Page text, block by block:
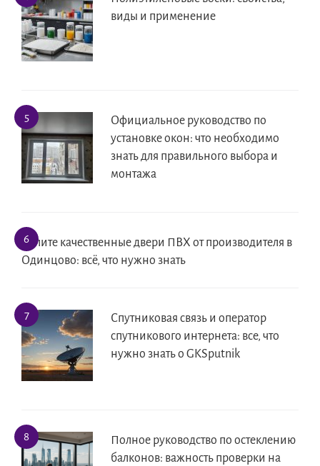
виды и применение
Официальное руководство по
установке окон: что необходимо
знать для правильного выбора и
монтажа
Купите качественные двери ПВХ от производителя в
Одинцово: всё, что нужно знать
Спутниковая связь и оператор
спутникового интернета: все, что
нужно знать о GKSputnik
Полное руководство по остеклению
балконов: важность проверки на